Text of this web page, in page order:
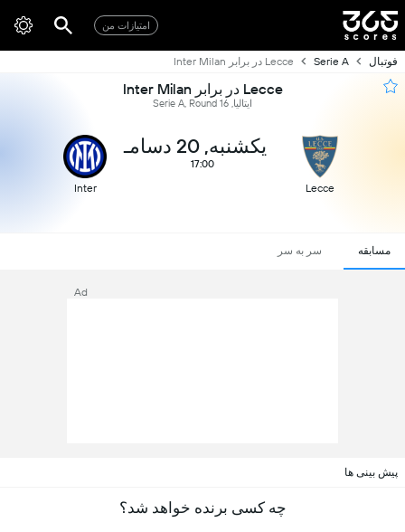
امتیازات من
فوتبال Serie A Lecce در برابر Inter Milan
Lecce در برابر Inter Milan
ایتالیا, Serie A, Round 16
Lecce
یکشنبه, 20 دسامـ
17:00
Inter
مسابقه سر به سر
Ad
پیش بینی ها
چه کسی برنده خواهد شد؟